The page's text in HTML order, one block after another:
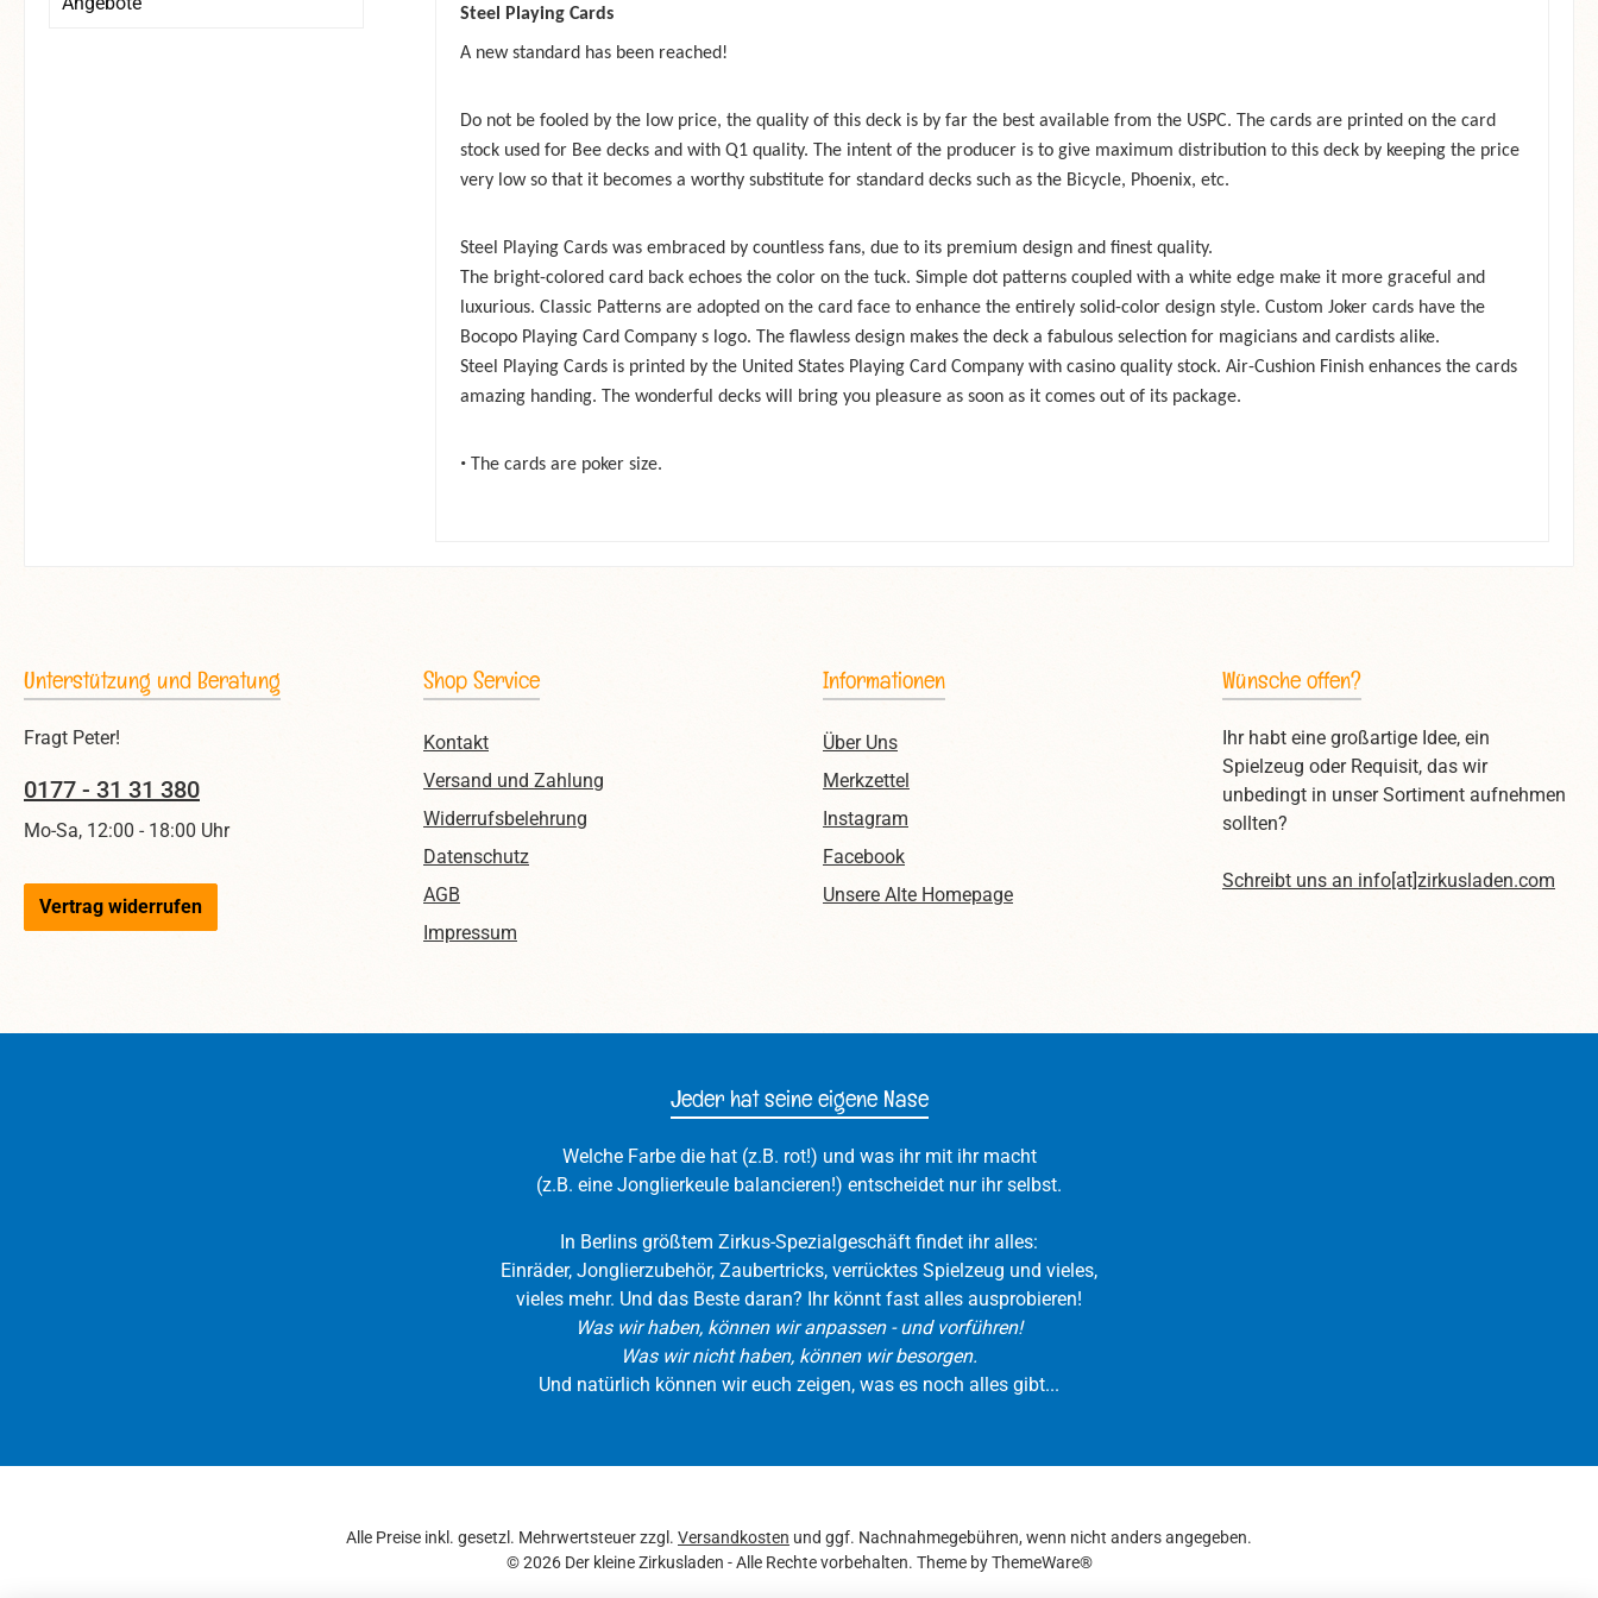
Steel Playing Cards
A new standard has been reached!
Do not be fooled by the low price, the quality of this deck is by far the best available from the USPC. The cards are printed on the card
stock used for Bee decks and with Q1 quality. The intent of the producer is to give maximum distribution to this deck by keeping the price
very low so that it becomes a worthy substitute for standard decks such as the Bicycle, Phoenix, etc.
Steel Playing Cards was embraced by countless fans, due to its premium design and finest quality.
The bright-colored card back echoes the color on the tuck. Simple dot patterns coupled with a white edge make it more graceful and
luxurious. Classic Patterns are adopted on the card face to enhance the entirely solid-color design style. Custom Joker cards have the
Bocopo Playing Card Company s logo. The flawless design makes the deck a fabulous selection for magicians and cardists alike.
Steel Playing Cards is printed by the United States Playing Card Company with casino quality stock. Air-Cushion Finish enhances the cards
amazing handing. The wonderful decks will bring you pleasure as soon as it comes out of its package.
• The cards are poker size.
Unterstützung und Beratung
Fragt Peter!
0177 - 31 31 380
Mo-Sa, 12:00 - 18:00 Uhr
Vertrag widerrufen
Shop Service
Kontakt
Versand und Zahlung
Widerrufsbelehrung
Datenschutz
AGB
Impressum
Informationen
Über Uns
Merkzettel
Instagram
Facebook
Unsere Alte Homepage
Wünsche offen?
Ihr habt eine großartige Idee, ein
Spielzeug oder Requisit, das wir
unbedingt in unser Sortiment aufnehmen
sollten?
Schreibt uns an info[at]zirkusladen.com
Jeder hat seine eigene Nase
Welche Farbe die hat (z.B. rot!) und was ihr mit ihr macht
(z.B. eine Jonglierkeule balancieren!) entscheidet nur ihr selbst.
In Berlins größtem Zirkus-Spezialgeschäft findet ihr alles:
Einräder, Jonglierzubehör, Zaubertricks, verrücktes Spielzeug und vieles,
vieles mehr. Und das Beste daran? Ihr könnt fast alles ausprobieren!
Was wir haben, können wir anpassen - und vorführen!
Was wir nicht haben, können wir besorgen.
Und natürlich können wir euch zeigen, was es noch alles gibt...
Alle Preise inkl. gesetzl. Mehrwertsteuer zzgl. Versandkosten und ggf. Nachnahmegebühren, wenn nicht anders angegeben.
© 2026 Der kleine Zirkusladen - Alle Rechte vorbehalten. Theme byThemeWare®